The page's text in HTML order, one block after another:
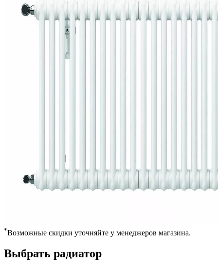
*Возможные скидки уточняйте у менеджеров магазина.
Выбрать радиатор